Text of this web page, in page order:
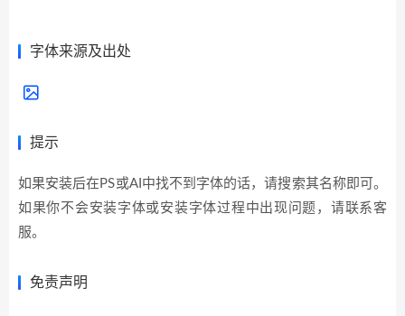
字体来源及出处
提示
如果安装后在PS或AI中找不到字体的话，请搜索其名称即可。
如果你不会安装字体或安装字体过程中出现问题，请联系客
服。
免责声明